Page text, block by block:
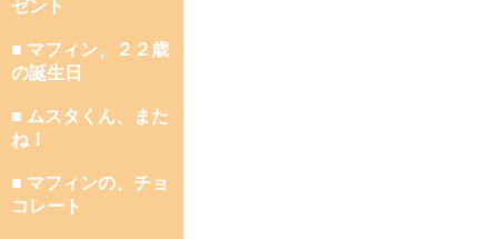
ゼント
■ マフィン、２２歳
の誕生日
■ ムスタくん、また
ね！
■ マフィンの、チョ
コレート